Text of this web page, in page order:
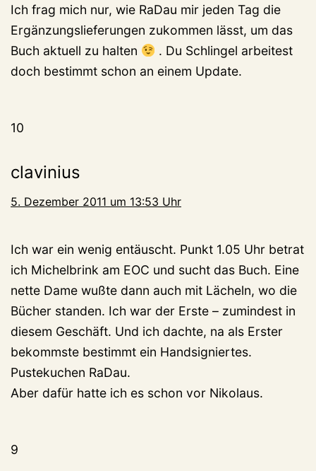
Ich frag mich nur, wie RaDau mir jeden Tag die
Ergänzungslieferungen zukommen lässt, um das
Buch aktuell zu halten
. Du Schlingel arbeitest
doch bestimmt schon an einem Update.
10
clavinius
5. Dezember 2011 um 13:53 Uhr
Ich war ein wenig entäuscht. Punkt 1.05 Uhr betrat
ich Michelbrink am EOC und sucht das Buch. Eine
nette Dame wußte dann auch mit Lächeln, wo die
Bücher standen. Ich war der Erste – zumindest in
diesem Geschäft. Und ich dachte, na als Erster
bekommste bestimmt ein Handsigniertes.
Pustekuchen RaDau.
Aber dafür hatte ich es schon vor Nikolaus.
9